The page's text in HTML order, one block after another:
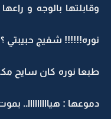
وقابلتها بالوجه و
نوره!!!!!! شفيج حبيبتي
طبعا نوره كان سايح
دموعها : هيااااااااا..